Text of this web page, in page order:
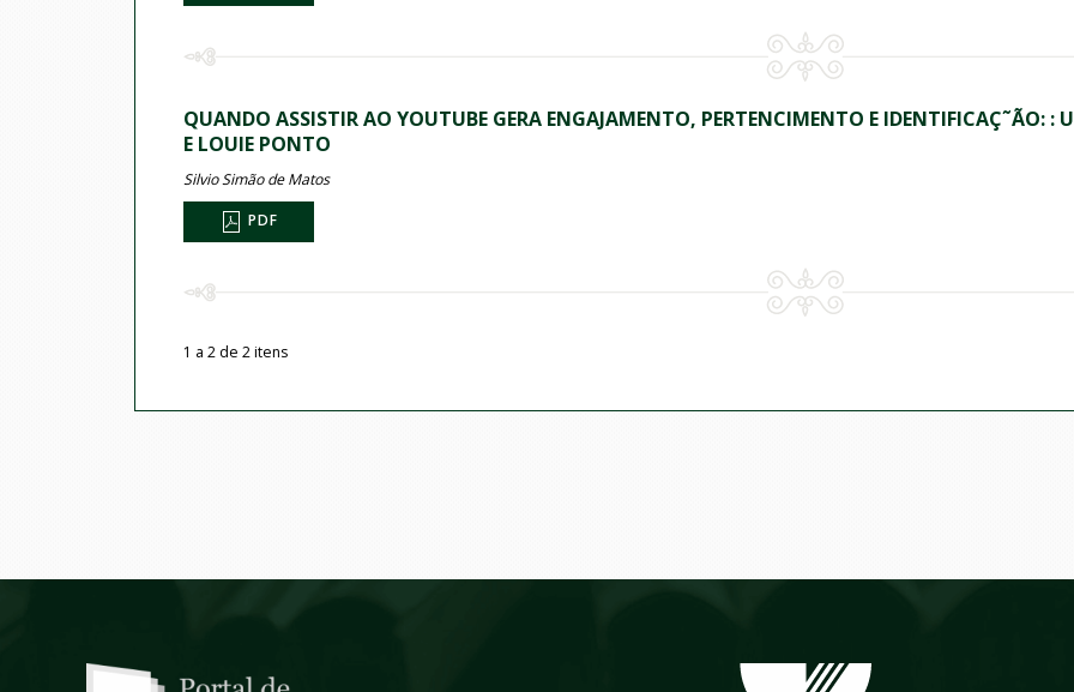
QUANDO ASSISTIR AO YOUTUBE GERA ENGAJAMENTO, PERTENCIMENTO E IDENTIFICAÇ˜ÃO: :
E LOUIE PONTO
Silvio Simão de Matos
PDF
1 a 2 de 2 itens